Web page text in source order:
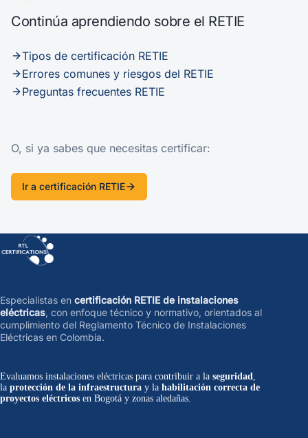
Continúa aprendiendo sobre el RETIE
Tipos de certificación RETIE
Errores comunes y riesgos del RETIE
Preguntas frecuentes RETIE
O, si ya sabes que necesitas certificar:
Ir a certificación RETIE
Especialistas en certificación RETIE de instalaciones
eléctricas, con enfoque técnico y normativo, orientados al
cumplimiento del Reglamento Técnico de Instalaciones
Eléctricas en Colombia.
Evaluamos instalaciones eléctricas para contribuir a la seguridad,
la protección de la infraestructura y la habilitación correcta de
proyectos eléctricos en Bogotá y zonas aledañas.